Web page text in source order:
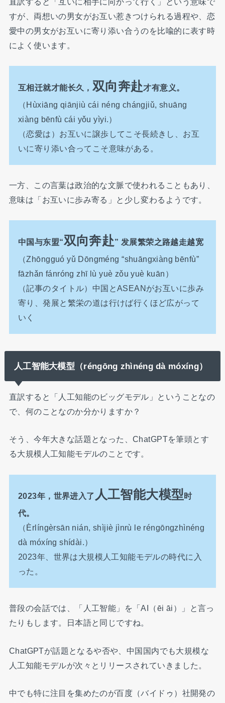
すが、両想いの男女がお互い惹きつけられる過程や、恋
愛中の男女がお互いに寄り添い合うのを比喩的に表す時
によく使います。
互相迁就才能长久， 双向奔赴才有意义。
（Hùxiāng qiānjiù cái néng chángjiǔ, shuāng
xiàng bēnfù cái yǒu yìyi.）
（恋愛は）お互いに譲歩してこそ長続きし、お互
いに寄り添い合ってこそ意味がある。
一方、この言葉は政治的な文脈で使われることもあり、
意味は「お互いに歩み寄る」と少し変わるようです。
中国与东盟“双向奔赴” 发展繁荣之路越走越宽
（Zhōngguó yǔ Dōngméng “shuāngxiàng bēnfù”
fāzhǎn fánróng zhī lù yuè zǒu yuè kuān）
（記事のタイトル）中国とASEANがお互いに歩み
寄り、発展と繁栄の道は行けば行くほど広がって
いく
人工智能大模型（réngōng zhìnéng dà móxíng）
直訳すると「人工知能のビッグモデル」ということなの
で、何のことなのか分かりますか？
そう、今年大きな話題となった、ChatGPTを筆頭とす
る大規模人工知能モデルのことです。
2023年，世界进入了 人工智能大模型时
代。
（Èrlíngèrsān nián, shìjiè jìnrù le réngōngzhìnéng
dà móxíng shídài.）
2023年、世界は大規模人工知能モデルの時代に入
った。
普段の会話では、「人工智能」を「AI（ēi āi）」と言っ
たりもします。日本語と同じですね。
ChatGPTが話題となるや否や、中国国内でも大規模な
人工知能モデルが次々とリリースされていきました。
中でも特に注目を集めたのが百度（バイドゥ）社開発の